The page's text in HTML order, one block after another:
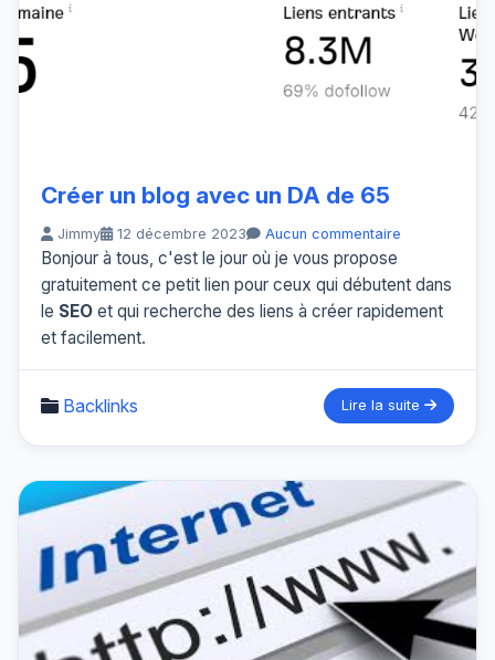
Créer un blog avec un DA de 65
Jimmy 12 décembre 2023 Aucun commentaire
Bonjour à tous, c'est le jour où je vous propose
gratuitement ce petit lien pour ceux qui débutent dans
le SEO et qui recherche des liens à créer rapidement
et facilement.
Backlinks Lire la suite